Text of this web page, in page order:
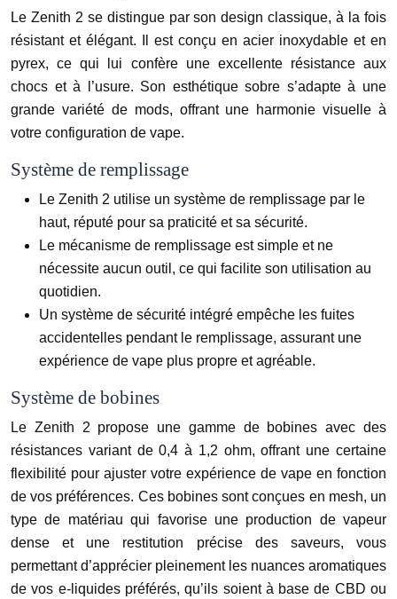
Le Zenith 2 se distingue par son design classique, à la fois
résistant et élégant. Il est conçu en acier inoxydable et en
pyrex, ce qui lui confère une excellente résistance aux
chocs et à l’usure. Son esthétique sobre s’adapte à une
grande variété de mods, offrant une harmonie visuelle à
votre configuration de vape.
Système de remplissage
Le Zenith 2 utilise un système de remplissage par le
haut, réputé pour sa praticité et sa sécurité.
Le mécanisme de remplissage est simple et ne
nécessite aucun outil, ce qui facilite son utilisation au
quotidien.
Un système de sécurité intégré empêche les fuites
accidentelles pendant le remplissage, assurant une
expérience de vape plus propre et agréable.
Système de bobines
Le Zenith 2 propose une gamme de bobines avec des
résistances variant de 0,4 à 1,2 ohm, offrant une certaine
flexibilité pour ajuster votre expérience de vape en fonction
de vos préférences. Ces bobines sont conçues en mesh, un
type de matériau qui favorise une production de vapeur
dense et une restitution précise des saveurs, vous
permettant d’apprécier pleinement les nuances aromatiques
de vos e-liquides préférés, qu’ils soient à base de CBD ou